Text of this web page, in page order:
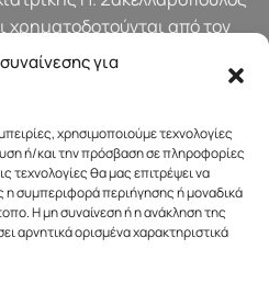
για
χρησιμοποιούμε τεχνολογίες
ή/και την πρόσβαση σε πληροφορίες
τεχνολογίες θα μας επιτρέψει να
συμπεριφορά περιήγησης ή μοναδικά
Η μη συναίνεση ή η ανάκληση της
αρνητικά ορισμένα χαρακτηριστικά
χρηματοδοτούνται από τον
Υπουργείου Υγείας.